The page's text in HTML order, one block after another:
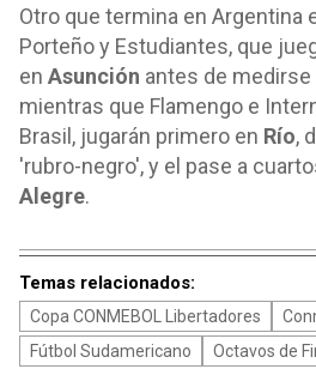
Otro que termina en Argentina
Porteño y Estudiantes, que
en Asunción antes de medirse
mientras que Flamengo e
Brasil, jugarán primero en Río,
'rubro-negro', y el pase a
Alegre.
Temas relacionados:
Copa CONMEBOL Libertadores
Fútbol Sudamericano
Octavos de